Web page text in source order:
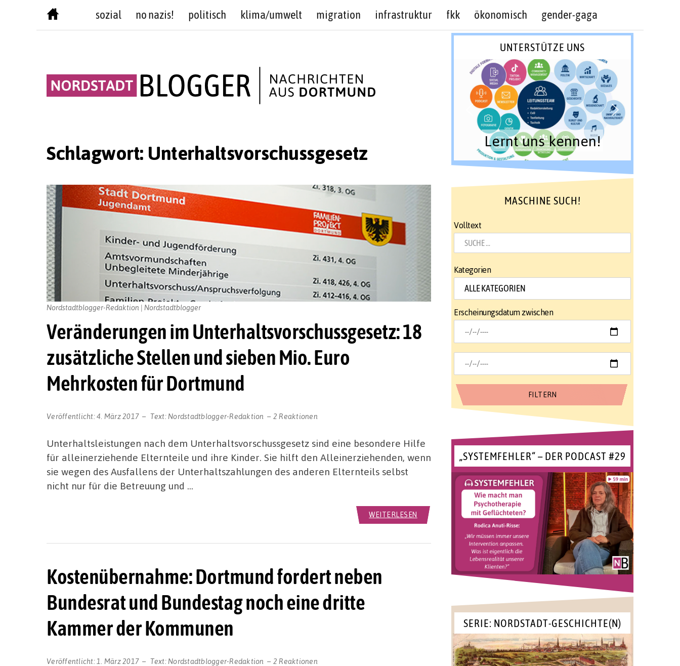
sozial no nazis! politisch klima/umwelt migration infrastruktur fkk ökonomisch gender-gaga
Schlagwort: Unterhaltsvorschussgesetz
Veränderungen im Unterhaltsvorschussgesetz: 18
zusätzliche Stellen und sieben Mio. Euro
Mehrkosten für Dortmund
Veröffentlicht:4. März 2017 Text: Nordstadtblogger-Redaktion 2 Reaktionen
Nordstadtblogger-Redaktion | Nordstadtblogger
Unterhaltsleistungen nach dem Unterhaltsvorschussgesetz sind eine besondere Hilfe
für alleinerziehende Elternteile und ihre Kinder. Sie hilft den Alleinerziehenden, wenn
sie wegen des Ausfallens der Unterhaltszahlungen des anderen Elternteils selbst
nicht nur für die Betreuung und …
WEITERLESEN
Kostenübernahme: Dortmund fordert neben
Bundesrat und Bundestag noch eine dritte
Kammer der Kommunen
Veröffentlicht: 1. März 2017 Text: Nordstadtblogger-Redaktion 2 Reaktionen
UNTERSTÜTZE UNS
Lernt uns kennen!
MASCHINE SUCH!
Volltext
Kategorien
Erscheinungsdatum zwischen
„SYSTEMFEHLER“ – DER PODCAST #29
SERIE: NORDSTADT-GESCHICHTE(N)